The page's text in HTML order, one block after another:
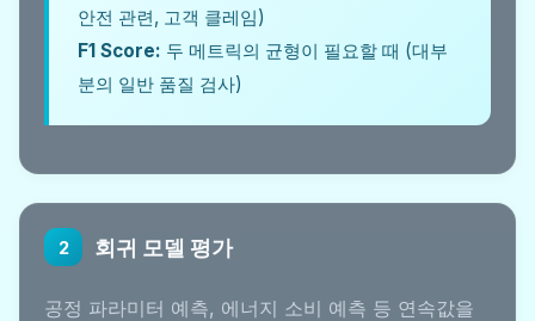
안전 관련, 고객 클레임)
F1 Score: 두 메트릭의 균형이 필요할 때 (대부
분의 일반 품질 검사)
2 회귀 모델 평가
공정 파라미터 예측, 에너지 소비 예측 등 연속값을